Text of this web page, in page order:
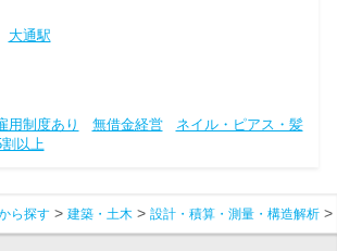
大通駅
用制度あり 無借金経営
ネイル・ピアス・髪
以上
ら探す 建築・土木 設計・積算・測量・構造解析